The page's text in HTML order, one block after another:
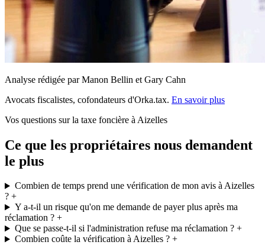
Analyse rédigée par Manon Bellin et Gary Cahn
Avocats fiscalistes, cofondateurs d'Orka.tax. En savoir plus
Vos questions sur la taxe foncière à Aizelles
Ce que les propriétaires nous demandent
le plus
Combien de temps prend une vérification de mon avis à Aizelles
? +
Y a-t-il un risque qu'on me demande de payer plus après ma
réclamation ? +
Que se passe-t-il si l'administration refuse ma réclamation ?+
Combien coûte la vérification à Aizelles ?+